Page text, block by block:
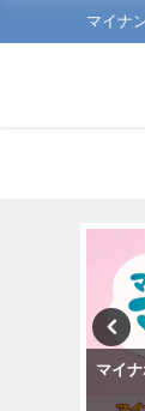
マイナ
マイ